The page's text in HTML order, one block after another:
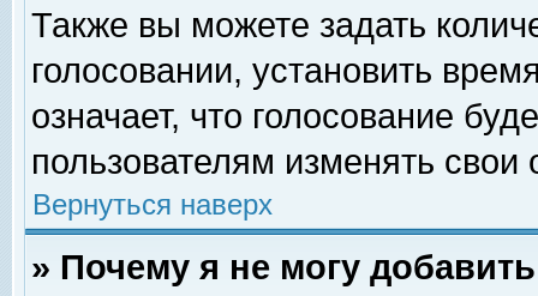
Также вы можете задать
голосовании, установить
означает, что голосование
пользователям изменять свои
Вернуться наверх
» Почему я не могу